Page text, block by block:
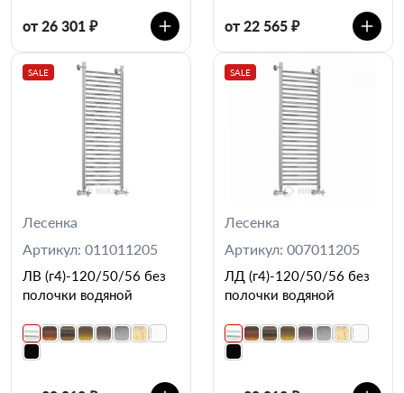
от 26 301 ₽ от 22 565 ₽
SALE
Лесенка
Артикул: 011011205
ЛВ (г4)-120/50/56 без
полочки водяной
SALE
Лесенка
Артикул: 007011205
ЛД (г4)-120/50/56 без
полочки водяной